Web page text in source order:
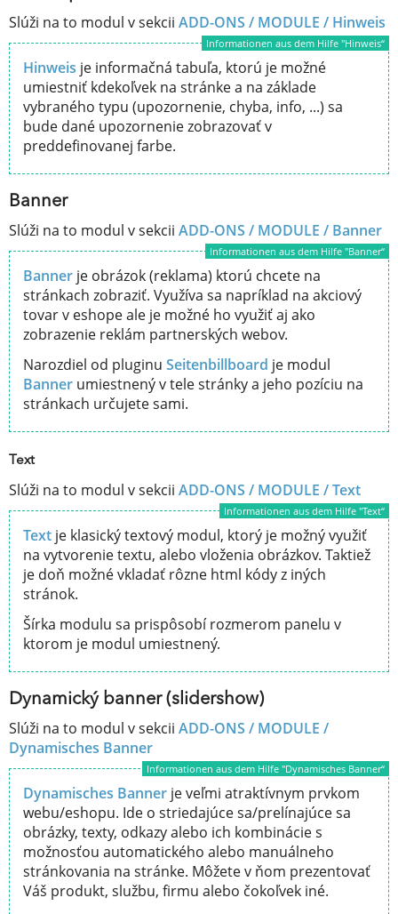
Slúži na to modul v sekcii ADD-ONS / MODULE / Hinweis
Informationen aus dem Hilfe "Hinweis“
Hinweis je informačná tabuľa, ktorú je možné
umiestniť kdekoľvek na stránke a na základe
vybraného typu (upozornenie, chyba, info, ...) sa
bude dané upozornenie zobrazovať v
preddefinovanej farbe.
Banner
Slúži na to modul v sekcii ADD-ONS / MODULE / Banner
Informationen aus dem Hilfe "Banner“
Banner je obrázok (reklama) ktorú chcete na
stránkach zobraziť. Využíva sa napríklad na akciový
tovar v eshope ale je možné ho využiť aj ako
zobrazenie reklám partnerských webov.
Narozdiel od pluginu Seitenbillboard je modul
Banner umiestnený v tele stránky a jeho pozíciu na
stránkach určujete sami.
Text
Slúži na to modul v sekcii ADD-ONS / MODULE /Text
Informationen aus dem Hilfe "Text“
Text je klasický textový modul, ktorý je možný využiť
na vytvorenie textu, alebo vloženia obrázkov. Taktiež
je doň možné vkladať rôzne html kódy z iných
stránok.
Šírka modulu sa prispôsobí rozmerom panelu v
ktorom je modul umiestnený.
Dynamický banner (slidershow)
Slúži na to modul v sekcii ADD-ONS / MODULE /
Dynamisches Banner
Informationen aus dem Hilfe "Dynamisches Banner“
Dynamisches Banner je veľmi atraktívnym prvkom
webu/eshopu. Ide o striedajúce sa/prelínajúce sa
obrázky, texty, odkazy alebo ich kombinácie s
možnosťou automatického alebo manuálneho
stránkovania na stránke. Môžete v ňom prezentovať
Váš produkt, službu, firmu alebo čokoľvek iné.